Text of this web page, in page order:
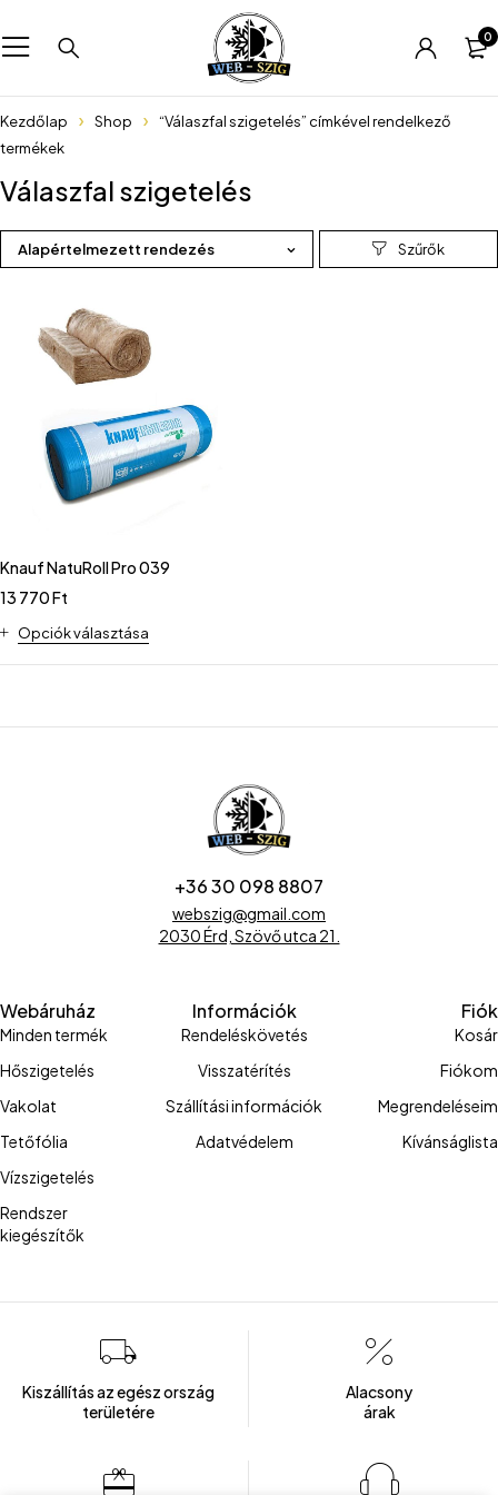
0
Kezdőlap Shop
“Válaszfal szigetelés” címkével rendelkező
termékek
Válaszfal szigetelés
Alapértelmezett rendezés
Knauf NatuRoll Pro 039
13 770Ft
Opciók választása
+36 30 098 8807
webszig@gmail.com
2030 Érd, Szövő utca 21.
Webáruház
Minden termék
Hőszigetelés
Vakolat
Tetőfólia
Vízszigetelés
Rendszer
kiegészítők
Információk
Rendeléskövetés
Visszatérítés
Szállítási információk
Adatvédelem
Fiók
Kosár
Fiókom
Megrendeléseim
Kívánságlista
Kiszállítás az egész ország
területére
Alacsony
árak